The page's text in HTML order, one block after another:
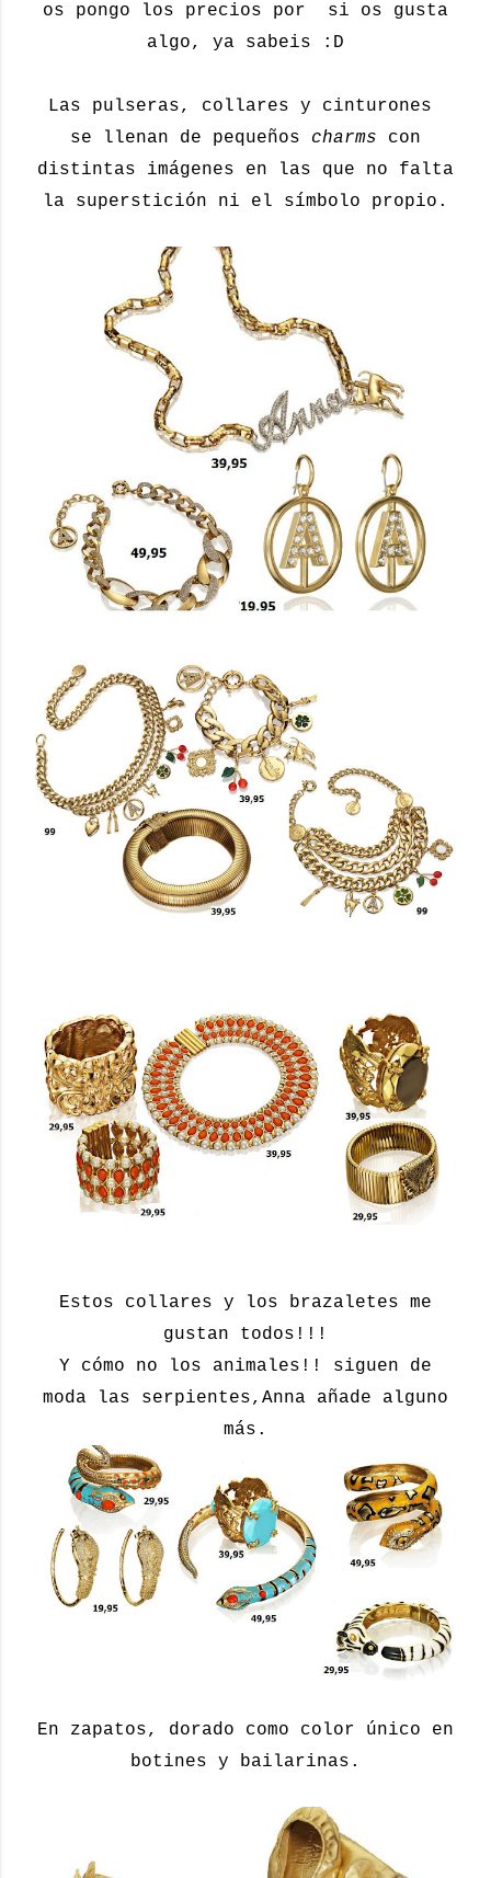
os pongo los precios por si os gusta
algo, ya sabeis :D
Las pulseras, collares y cinturones
se llenan de pequeños charms con
distintas imágenes en las que no falta
la superstición ni el símbolo propio.
Estos collares y los brazaletes me
gustan todos!!!
Y cómo no los animales!! siguen de
moda las serpientes,Anna añade alguno
más.
En zapatos, dorado como color único en
botines y bailarinas.